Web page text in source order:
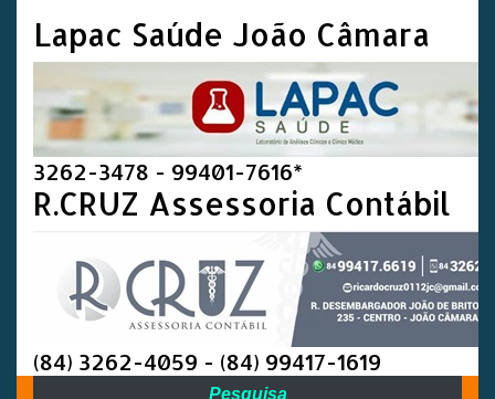
Lapac Saúde João Câmara
3262-3478 - 99401-7616*
R.CRUZ Assessoria Contábil
(84) 3262-4059 - (84) 99417-1619
Pesquisa